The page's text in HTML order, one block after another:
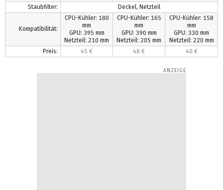
Staubfilter: Deckel, Netzteil
Kompatibilität:
CPU-Kühler: 180
mm
GPU: 395 mm
Netzteil: 210 mm
CPU-Kühler: 165
mm
GPU: 390 mm
Netzteil: 205 mm
CPU-Kühler: 158
mm
GPU: 330 mm
Netzteil: 220 mm
Preis:
45 € 48 € 40 €